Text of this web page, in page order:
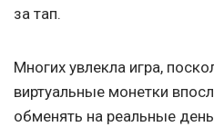
за тап.
Многих увлекла игра,
виртуальные монетки
обменять на реальные